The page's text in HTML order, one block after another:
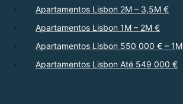
Apartamentos Lisbon 2M – 3,5M €
Apartamentos Lisbon 1M – 2M €
Apartamentos Lisbon 550 000 € – 1M
Apartamentos Lisbon Até 549 000 €